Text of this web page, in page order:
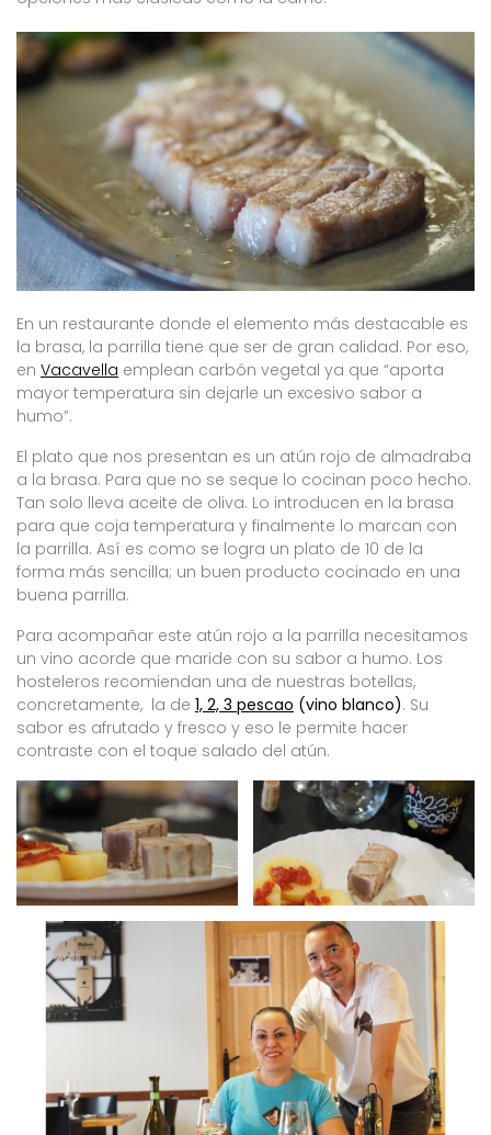
En un restaurante donde el elemento más destacable es
la brasa, la parrilla tiene que ser de gran calidad. Por eso,
en Vacavella emplean carbón vegetal ya que “aporta
mayor temperatura sin dejarle un excesivo sabor a
humo”.
El plato que nos presentan es un atún rojo de almadraba
a la brasa. Para que no se seque lo cocinan poco hecho.
Tan solo lleva aceite de oliva. Lo introducen en la brasa
para que coja temperatura y finalmente lo marcan con
la parrilla. Así es como se logra un plato de 10 de la
forma más sencilla; un buen producto cocinado en una
buena parrilla.
Para acompañar este atún rojo a la parrilla necesitamos
un vino acorde que maride con su sabor a humo. Los
hosteleros recomiendan una de nuestras botellas,
concretamente, la de 1, 2, 3 pescao (vino blanco). Su
sabor es afrutado y fresco y eso le permite hacer
contraste con el toque salado del atún.